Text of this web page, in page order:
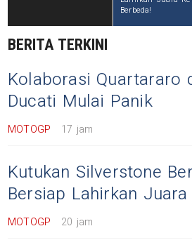
Berbeda!
BERITA TERKINI
Kolaborasi Quartararo
Ducati Mulai Panik
MOTOGP 17 jam
Kutukan Silverstone
Bersiap Lahirkan
MOTOGP 20 jam